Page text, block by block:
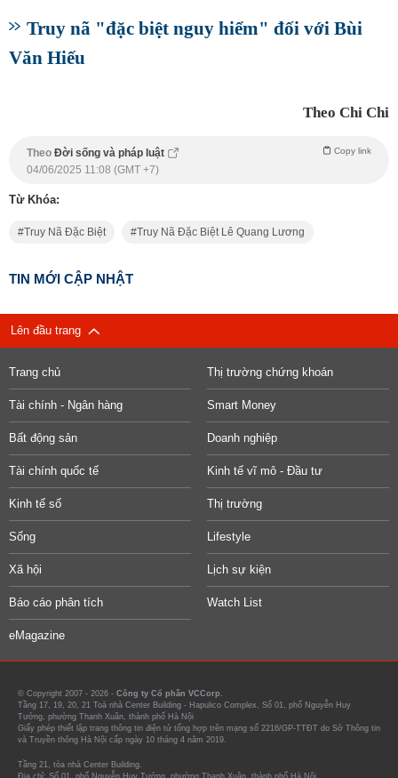
Truy nã "đặc biệt nguy hiểm" đối với Bùi
Văn Hiếu
Theo Chi Chi
Theo Đời sống và pháp luật Copy link
04/06/2025 11:08 (GMT +7)
Từ Khóa:
Truy Nã Đặc Biệt Truy Nã Đặc Biệt Lê Quang Lương
TIN MỚI CẬP NHẬT
Lên đầu trang
Trang chủ Thị trường chứng khoán
Tài chính - Ngân hàng Smart Money
Bất động sản Doanh nghiệp
Tài chính quốc tế Kinh tế vĩ mô - Đầu tư
Kinh tế số Thị trường
Sống Lifestyle
Xã hội Lịch sự kiện
Báo cáo phân tích Watch List
eMagazine
© Copyright 2007 - 2026 - Công ty Cổ phần VCCorp.
Tầng 17, 19, 20, 21 Toà nhà Center Building - Hapulico Complex, Số 01, phố Nguyễn Huy
Tưởng, phường Thanh Xuân, thành phố Hà Nội
Giấy phép thiết lập trang thông tin điện tử tổng hợp trên mạng số 2216/GP-TTĐT do Sở Thông tin
và Truyền thông Hà Nội cấp ngày 10 tháng 4 năm 2019.
Tầng 21, tòa nhà Center Building.
Địa chỉ: Số 01, phố Nguyễn Huy Tưởng, phường Thanh Xuân, thành phố Hà Nội